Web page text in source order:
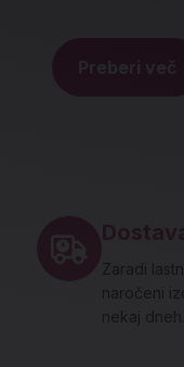
Preberi več
Dostava
Zaradi
naročeni
nekaj dneh.